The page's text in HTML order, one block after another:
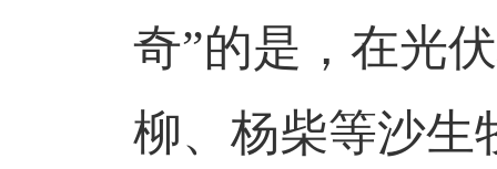
奇”的是，在光
柳、杨柴等沙生